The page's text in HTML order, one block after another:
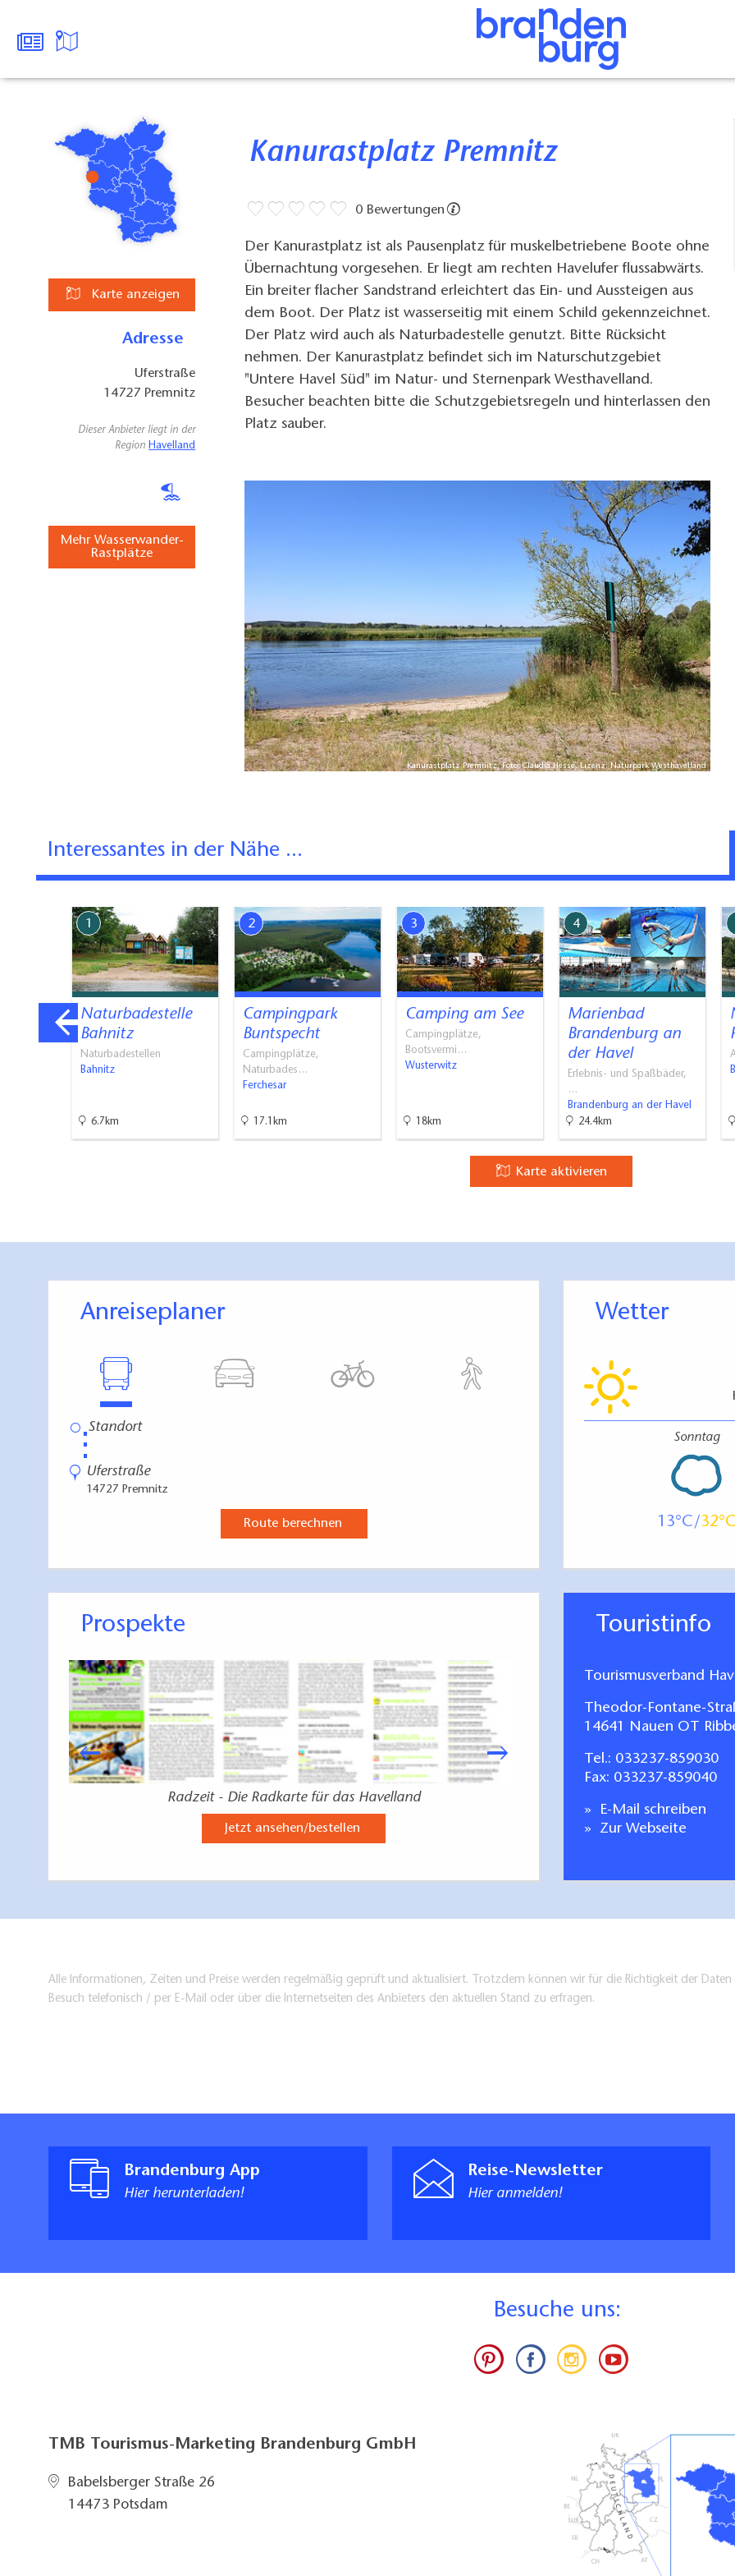
Karte anzeigen
Adresse
Uferstraße
14727 Premnitz
Dieser Anbieter liegt in der
Region Havelland
Mehr Wasserwander-
Rastplätze
Kanurastplatz Premnitz
0 Bewertungen
Der Kanurastplatz ist als Pausenplatz für muskelbetriebene Boote ohne
Übernachtung vorgesehen. Er liegt am rechten Havelufer flussabwärts.
Ein breiter flacher Sandstrand erleichtert das Ein- und Aussteigen aus
dem Boot. Der Platz ist wasserseitig mit einem Schild gekennzeichnet.
Der Platz wird auch als Naturbadestelle genutzt. Bitte Rücksicht
nehmen. Der Kanurastplatz befindet sich im Naturschutzgebiet
"Untere Havel Süd" im Natur- und Sternenpark Westhavelland.
Besucher beachten bitte die Schutzgebietsregeln und hinterlassen den
Platz sauber.
Kanurastplatz Premnitz, Foto: Claudia Hesse, Lizenz: Naturpark Westhavelland
Interessantes in der Nähe ...
1
Naturbadestelle
Bahnitz
Naturbadestellen
Bahnitz
6.7km
2
Campingpark
Buntspecht
Campingplätze,
Naturbades…
Ferchesar
17.1km
3
Camping am See
Campingplätze,
Bootsvermi…
Wusterwitz
18km
4
Marienbad
Brandenburg an
der Havel
Erlebnis- und Spaßbäder,
…
Brandenburg an der Havel
24.4km
Karte aktivieren
Anreiseplaner
⋮
Uferstraße
14727 Premnitz
Route berechnen
Wetter
Sonntag
13 32
Prospekte
Radzeit - Die Radkarte für das Havelland
Jetzt ansehen/bestellen Jetzt
Touristinfo
Tourismusverband
Theodor-Fontane-
14641 Nauen OT
Tel.: 033237-859030
Fax: 033237-859040
E-Mail schreiben
Zur Webseite
Alle Informationen, Zeiten und Preise werden regelmäßig geprüft und aktualisiert. Trotzdem können wir für die Richtigkeit der
Besuch telefonisch / per E-Mail oder über die Internetseiten des Anbieters den aktuellen Stand zu erfragen.
Brandenburg App
Hier herunterladen!
Reise-Newsletter
Hier anmelden!
Besuche uns:
TMB Tourismus-Marketing Brandenburg GmbH
Babelsberger Straße 26
14473 Potsdam